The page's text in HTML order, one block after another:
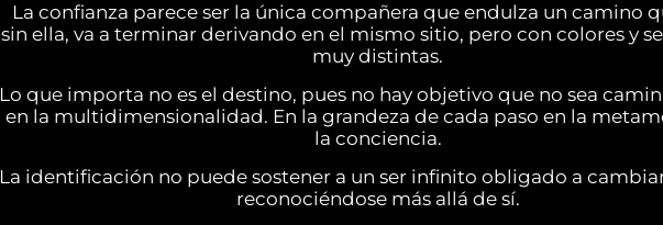
La confianza parece ser la única compañera que endulza un camino
sin ella, va a terminar derivando en el mismo sitio, pero con colores y
muy distintas.
Lo que importa no es el destino, pues no hay objetivo que no sea
en la multidimensionalidad. En la grandeza de cada paso en la
la conciencia.
La identificación no puede sostener a un ser infinito obligado a
reconociéndose más allá de sí.